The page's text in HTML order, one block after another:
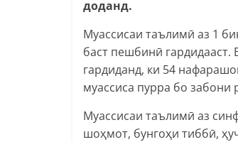
доданд.
Муассисаи таълимӣ аз 1
баст пешбинӣ
гардиданд, ки 54
муассиса пурра бо
Муассисаи таълимӣ аз
шоҳмот, бунгоҳи тиббӣ,